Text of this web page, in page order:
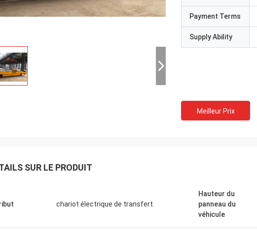
Payment Terms
Supply Ability
Meilleur Prix
SUR LE PRODUIT
chariot électrique de transfert
Hauteur du
panneau du
véhicule